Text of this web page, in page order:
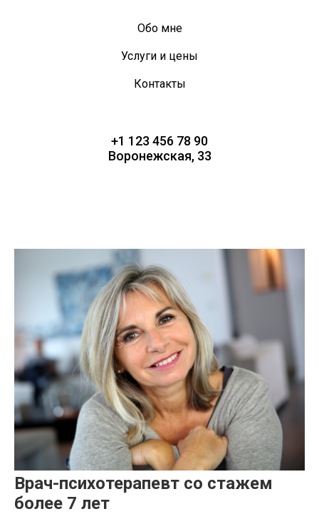
Обо мне
Услуги и цены
Контакты
+1 123 456 78 90
Воронежская, 33
Врач-психотерапевт со стажем
более 7 лет